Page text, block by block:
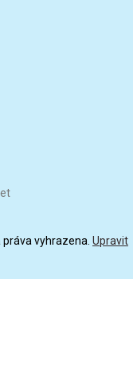
práva vyhrazena. Upravit